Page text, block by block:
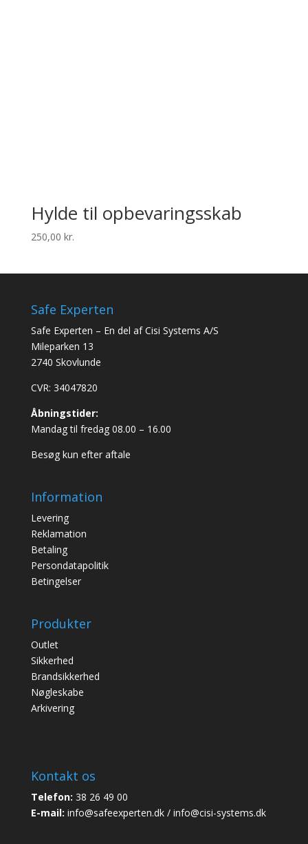
Hylde til opbevaringsskab
250,00 kr.
Safe Experten
Safe Experten – En del af Cisi Systems A/S
Mileparken 13
2740 Skovlunde
CVR: 34047820
Åbningstider:
Mandag til fredag 08.00 – 16.00
Besøg kun efter aftale
Information
Levering
Reklamation
Betaling
Persondatapolitik
Betingelser
Produkter
Outlet
Sikkerhed
Brandsikkerhed
Nøgleskabe
Arkivering
Kontakt os
Telefon: 38 26 49 00
E-mail: info@safeexperten.dk / info@cisi-systems.dk